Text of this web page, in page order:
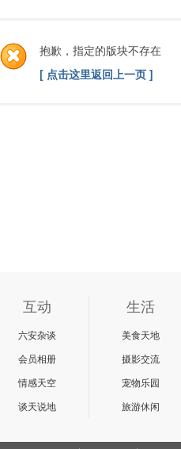
抱歉，指定的版块不存在
[ 点击这里返回上一页 ]
互动
六安杂谈
会员相册
情感天空
谈天说地
生活
美食天地
摄影交流
宠物乐园
旅游休闲